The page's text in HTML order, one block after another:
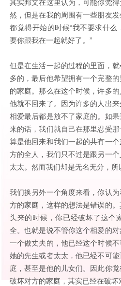
然，但是在我的周围有一些朋友
都觉得开始的时候“我不要求什么
要你跟我在一起就好了。”
但是在生活一起的过程的里面，
多的，最后他希望拥有一个完整
的家庭。那么在这个时候，许多
他就不回来了。因为许多的人出
相爱最后都是放不了家庭的。如
来的话，我们就自己在那里忍受
算是他回来和我们一起的共有一
方的全人，我们只不过是跟另一
太太。然而我们却是无名无分，所
我们换另外一个角度来看，你认
方的家庭，这样的想法是错误的
头来的时候，你已经破坏了这个
全。也就是说不管你这个相爱的
一个做丈夫的，他已经这个时候
她的先生或者太太，他已经不可
庭，甚至是他的儿女们。因此你
破坏对方的家庭，其实已经在破坏